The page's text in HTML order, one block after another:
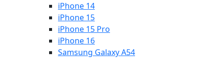
iPhone 14
iPhone 15
iPhone 15 Pro
iPhone 16
Samsung Galaxy A54